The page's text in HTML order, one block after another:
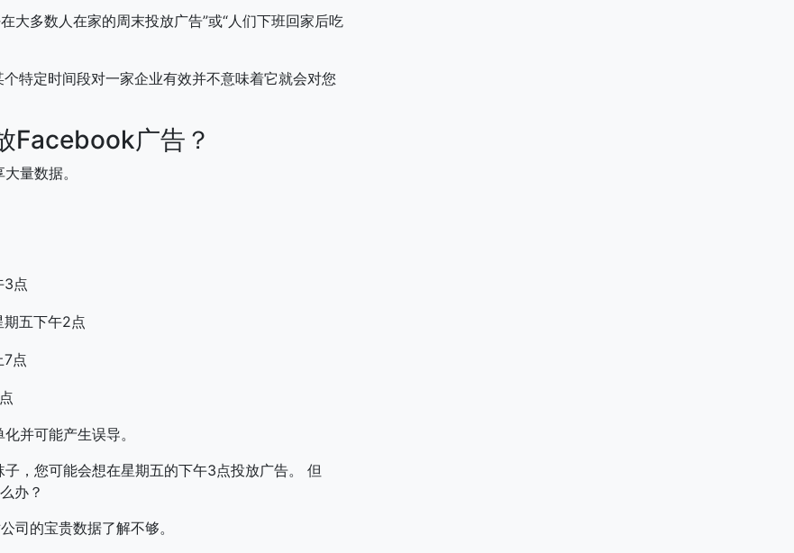
大多数人在家的周末投放广告”或“人们下班回家后吃
特定时间段对一家企业有效并不意味着它就会对您
Facebook广告？
量数据。
3点
期五下午2点
7点
并可能产生误导。
，您可能会想在星期五的下午3点投放广告。 但
办？
司的宝贵数据了解不够。